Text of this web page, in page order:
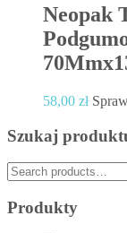
Neopak
58,00 zł
Szukaj
Search
for:
Produkty